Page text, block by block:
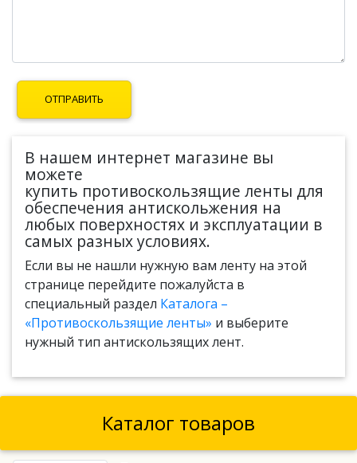
В нашем интернет магазине вы
можете
купить противоскользящие ленты для
обеспечения антискольжения на
любых поверхностях и эксплуатации в
самых разных условиях.
Если вы не нашли нужную вам ленту на этой
странице перейдите пожалуйста в
специальный раздел Каталога –
«Противоскользящие ленты» и выберите
нужный тип антискользящих лент.
Каталог товаров